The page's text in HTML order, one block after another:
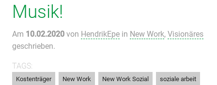
Musik!
Am 10.02.2020 von HendrikEpe in New Work, Visionäres
geschrieben.
TAGS:
Kostenträger New Work New Work Sozial soziale arbeit